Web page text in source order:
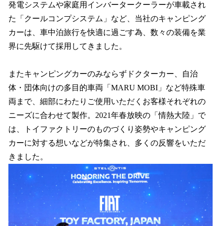
発電システムや家庭用インバータークーラーが車載され
た「クールコンプシステム」など、当社のキャンピング
カーは、車中泊旅行を快適に過ごす為、数々の装備を業
界に先駆けて採用してきました。
またキャンピングカーのみならずドクターカー、自治
体・団体向けの多目的車両「MARU MOBI」など特殊車
両まで、細部にわたりご使用いただくお客様それぞれの
ニーズに合わせて製作。2021年春放映の「情熱大陸」で
は、トイファクトリーのものづくり姿勢やキャンピング
カーに対する想いなどが特集され、多くの反響をいただ
きました。